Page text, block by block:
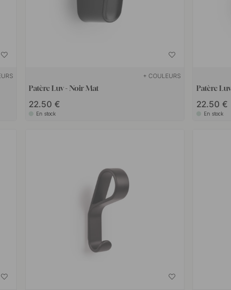
+ COULEURS
Patère Luv - Noir Mat
22.50 €
En stock
Patère
22.50 €
En stock